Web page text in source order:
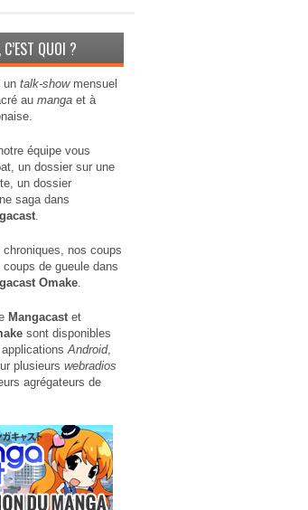
QUOI ?
talk-showmensuel
au manga et à
équipe vous
un dossier sur une
un dossier
saga dans
.
nos coups
de gueule dans
Omake.
Mangacastet
sont disponibles
applicationsAndroid,
plusieurs webradios
agrégateurs de